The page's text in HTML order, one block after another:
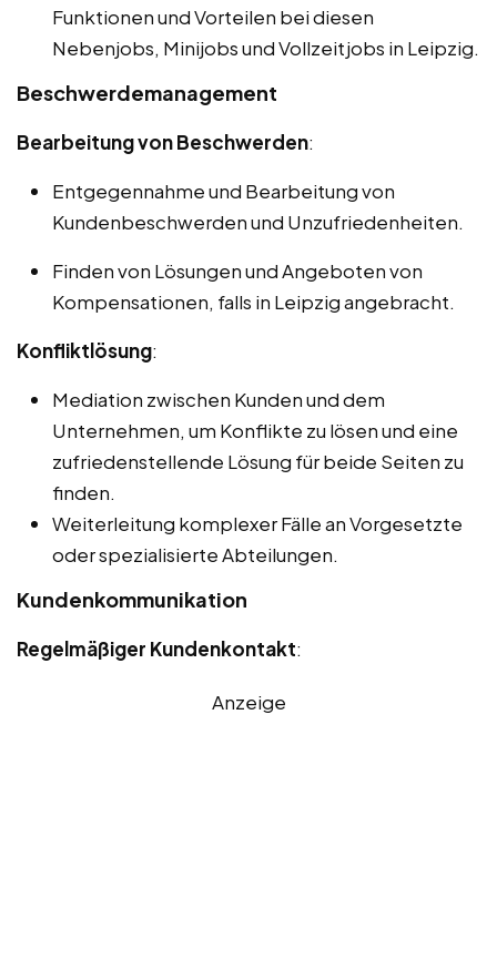
Funktionen und Vorteilen bei diesen
Nebenjobs, Minijobs und Vollzeitjobs in Leipzig.
Beschwerdemanagement
Bearbeitung von Beschwerden:
Entgegennahme und Bearbeitung von
Kundenbeschwerden und Unzufriedenheiten.
Finden von Lösungen und Angeboten von
Kompensationen, falls in Leipzig angebracht.
Konfliktlösung:
Mediation zwischen Kunden und dem
Unternehmen, um Konflikte zu lösen und eine
zufriedenstellende Lösung für beide Seiten zu
finden.
Weiterleitung komplexer Fälle an Vorgesetzte
oder spezialisierte Abteilungen.
Kundenkommunikation
Regelmäßiger Kundenkontakt:
Anzeige